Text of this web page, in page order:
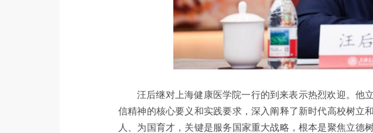
汪后继对上海健康医学院一行的到来表示热烈欢迎。他
信精神的核心要义和实践要求，深入阐释了新时代高校树立
人、为国育才，关键是服务国家重大战略，根本是聚焦立